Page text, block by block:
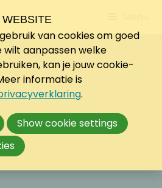
to
van cookies om goed
wilt aanpassen welke
kan je jouw cookie-
informatie is
.
Show cookie settings